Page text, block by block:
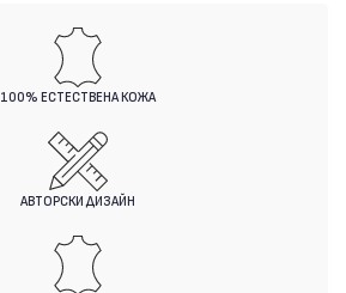
100% ЕСТЕСТВЕНА КОЖА
АВТОРСКИ ДИЗАЙН